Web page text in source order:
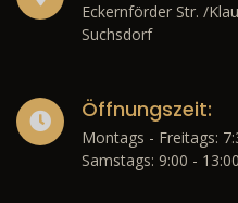
Eckernförder Str. /
Suchsdorf
Öffnungszeit:
Montags - Freitags:
Samstags: 9:00 - 13:00